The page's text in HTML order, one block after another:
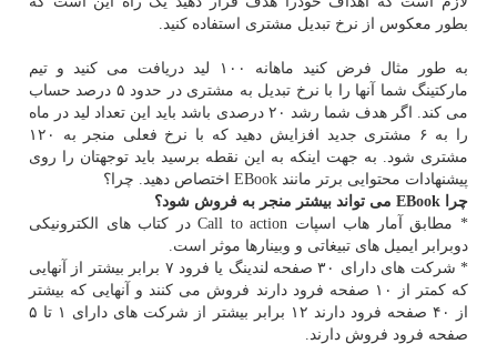
بطور معکوس از نرخ تبدیل مشتری استفاده کنید.
به طور مثال فرض کنید ماهانه ۱۰۰ لید دریافت می کنید و تیم
مارکتینگ شما آنها را با نرخ تبدیل به مشتری در حدود ۵ درصد حساب
می کند. اگر هدف شما رشد ۲۰ درصدی باشد باید این تعداد لید در ماه
را به ۶ مشتری جدید افزایش دهید که با نرخ فعلی منجر به ۱۲۰
مشتری شود. به جهت اینکه به این نقطه برسید باید توجهتان را روی
پیشنهادات محتوایی برتر مانند EBook اختصاص دهید. چرا؟
چرا EBook می تواند بیشتر منجر به فروش شود؟
* مطابق آمار هاب اسپات Call to action در کتاب های الکترونیکی
دوبرابر ایمیل های تبیغاتی و وبینارها موثر است.
* شرکت های دارای ۳۰ صفحه لندینگ یا فرود ۷ برابر بیشتر از آنهایی
که کمتر از ۱۰ صفحه فرود دارند فروش می کنند و آنهایی که بیشتر
از ۴۰ صفحه فرود دارند ۱۲ برابر بیشتر از شرکت های دارای ۱ تا ۵
صفحه فرود فروش دارند.